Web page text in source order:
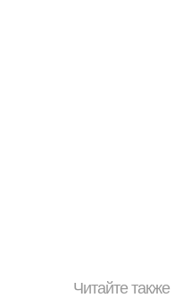
Читайте также